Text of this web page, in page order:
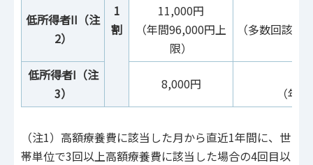
1
割
低所得者II（注
2）
11,000円
（年間96,000円上
限）
（多数回該
低所得者I（注
3）
8,000円
（年
（注1）高額療養費に該当した月から直近1年間に、世
帯単位で3回以上高額療養費に該当した場合の4回目以